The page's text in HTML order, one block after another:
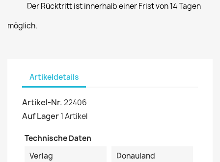
Der Rücktritt ist innerhalb einer Frist von 14 Tagen
möglich.
Artikeldetails
Artikel-Nr. 22406
Auf Lager1 Artikel
Technische Daten
Verlag
Donauland